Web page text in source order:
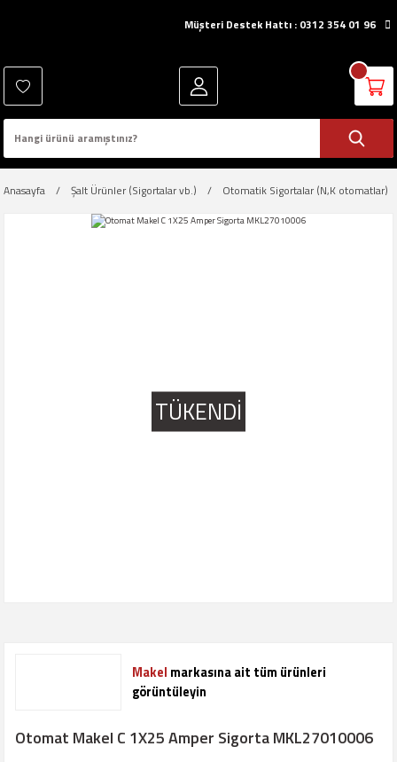
Müşteri Destek Hattı : 0312 354 01 96
Anasayfa Şalt Ürünler (Sigortalar vb.) Otomatik Sigortalar (N,K otomatlar)
TÜKENDİ
Makel markasına ait tüm ürünleri
görüntüleyin
Otomat Makel C 1X25 Amper Sigorta MKL27010006